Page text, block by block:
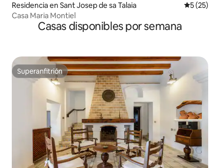
Residencia en Sant Josep de sa Talaia
5 (25)
Casa Maria Montiel
Casas disponibles por semana
Superanfitrión
Superanfitrión